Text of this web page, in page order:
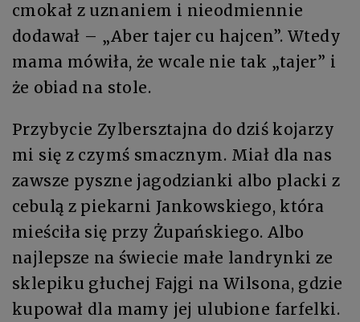
cmokał z uznaniem i nieodmiennie
dodawał – „Aber tajer cu hajcen”. Wtedy
mama mówiła, że wcale nie tak „tajer” i
że obiad na stole.
Przybycie Zylbersztajna do dziś kojarzy
mi się z czymś smacznym. Miał dla nas
zawsze pyszne jagodzianki albo placki z
cebulą z piekarni Jankowskiego, która
mieściła się przy Żupańskiego. Albo
najlepsze na świecie małe landrynki ze
sklepiku głuchej Fajgi na Wilsona, gdzie
kupował dla mamy jej ulubione farfelki.